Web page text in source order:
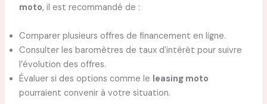
moto, il est recommandé de :
Comparer plusieurs offres de financement en ligne.
Consulter les baromètres de taux d’intérêt pour suivre
l’évolution des offres.
Évaluer si des options comme le leasing moto
pourraient convenir à votre situation.